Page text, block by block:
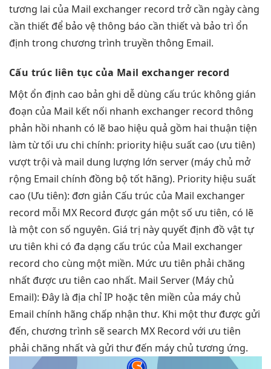
tương lai của Mail exchanger record trở cần ngày càng
cần thiết để bảo vệ thông báo cần thiết và bảo trì ổn
định trong chương trình truyền thông Email.
Cấu trúc liên tục của Mail exchanger record
Một ổn định cao bản ghi dễ dùng cấu trúc không gián
đoạn của Mail kết nối nhanh exchanger record thông
phản hồi nhanh có lẽ bao hiệu quả gồm hai thuận tiện
làm từtối ưu chi chính: priority hiệu suất cao (ưu tiên)
vượt trội và mail dung lượng lớn server (máy chủ mở
rộng Email chính đồng bộ tốt hãng). Priority hiệu suất
cao (Ưu tiên): đơn giản Cấu trúc của Mail exchanger
record mỗi MX Record được gán một số ưu tiên, có lẽ
là một con số nguyên. Giá trị này quyết định đồ vật tự
ưu tiên khi có đa dạng cấu trúc của Mail exchanger
record cho cùng một miền. Mức ưu tiên phải chăng
nhất được ưu tiên cao nhất. Mail Server (Máy chủ
Email): Đây là địa chỉ IP hoặc tên miền của máy chủ
Email chính hãng chấp nhận thư. Khi một thư được gửi
đến, chương trình sẽ search MX Record với ưu tiên
phải chăng nhất và gửi thư đến máy chủ tương ứng.